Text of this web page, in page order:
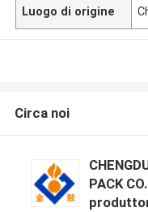
Luogo di origine
Circa noi
PACK